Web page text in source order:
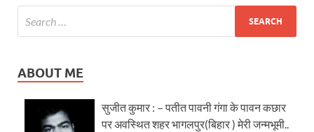
ABOUT ME
सुजीत कुमार : – पतीत पावनी गंगा के पावन कछार
पर अवस्थित शहर भागलपुर(बिहार ) मेरी जन्मभूमी..